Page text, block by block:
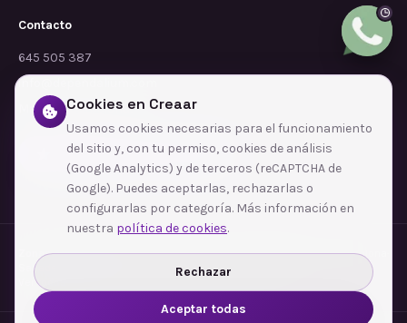
Contacto
645 505 387
info@dependalium.com
Mataró (Barcelona)
Déjanos tu reseña en Google
Zonas de cobertura·Barcelona·L'Hospitalet de Llobregat·Terrassa·Badalona
Sabadell
Santa Coloma de Gramenet
Ver todas las zonas →
Cookies en Creaar
Usamos cookies necesarias para el funcionamiento
del sitio y, con tu permiso, cookies de análisis
(Google Analytics) y de terceros (reCAPTCHA de
Google). Puedes aceptarlas, rechazarlas o
configurarlas por categoría. Más información en
nuestra política de cookies.
Rechazar
Aceptar todas